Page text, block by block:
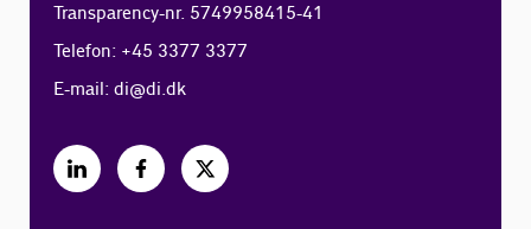
Transparency-nr. 5749958415-41
Telefon: +45 3377 3377
E-mail:di@di.dk